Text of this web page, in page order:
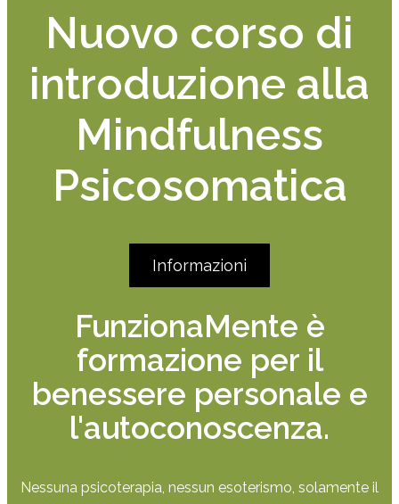
Nuovo corso di
introduzione alla
Mindfulness
Psicosomatica
Informazioni
FunzionaMente è
formazione per il
benessere personale e
l'autoconoscenza.
Nessuna psicoterapia, nessun esoterismo, solamente il